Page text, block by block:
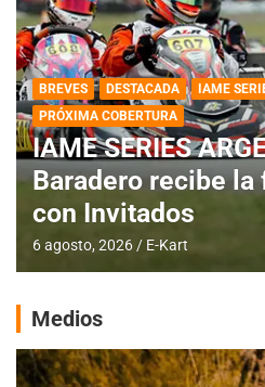
BREVES DESTACADA
IAME
PRÓXIMA COBERTURA
IAME SERIES
Baradero recibe
con Invitados
6 agosto, 2026 E-Kart
Medios